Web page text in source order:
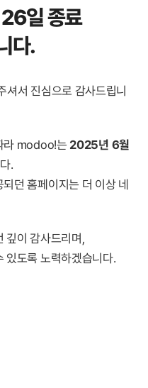
일 종료
다.
서 진심으로 감사드립니
라 modoo!는 2025년 6월
.
던 홈페이지는 더 이상 네
깊이 감사드리며,
있도록 노력하겠습니다.